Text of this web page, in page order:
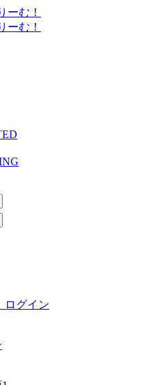
ログイン